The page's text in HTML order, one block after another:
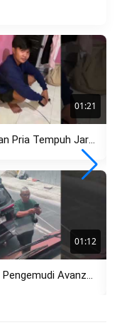
01:21
Perjuangan Pria Tempuh Jarak Jauh Berujung Pilu, Pergoki Pacar dengan...
01:12
Aksi Ugal Pengemudi Avanza di Kemang Hadang Bus TransJakarta, Sempat...